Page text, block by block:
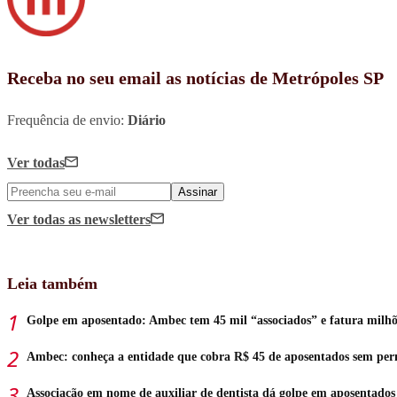
Receba no seu email as notícias de Metrópoles SP
Frequência de envio: Diário
Ver todas
Assinar
Ver todas as newsletters
Leia também
Golpe em aposentado: Ambec tem 45 mil “associados” e fatura
Ambec: conheça a entidade que cobra R$ 45 de aposentados sem
Associação em nome de auxiliar de dentista dá golpe em aposentados